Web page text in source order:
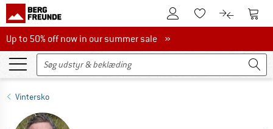
Til kundekontoenTil huskesedlen.
Til Til
Up to 50% off now in our summer sale
Up to 50% off now in our summer sale »
Vintersko